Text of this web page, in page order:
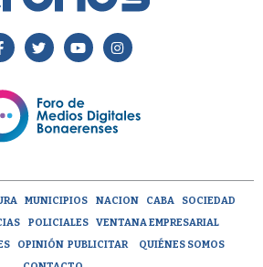
MUNICIPIOS NACION CABA
SOCIEDAD
POLICIALES
VENTANA EMPRESARIAL
OPINIÓN PUBLICITAR
QUIÉNES SOMOS